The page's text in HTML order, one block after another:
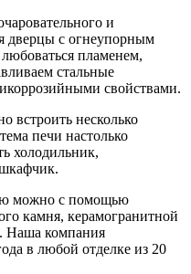
и
дверцы с огнеупорным
пламенем,
стальные
свойствами.
встроить несколько
печи настолько
холодильник,
можно с помощью
камня, керамогранитной
Наша компания
в любой отделке из 20